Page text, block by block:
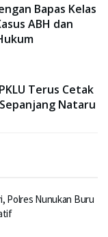
Bapas Kelas
ABH dan
Terus Cetak
Nataru
Polres Nunukan Buru